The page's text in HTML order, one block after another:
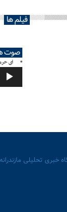
فیلم ها
صوت
ای
صوت
خبری تحلیلی